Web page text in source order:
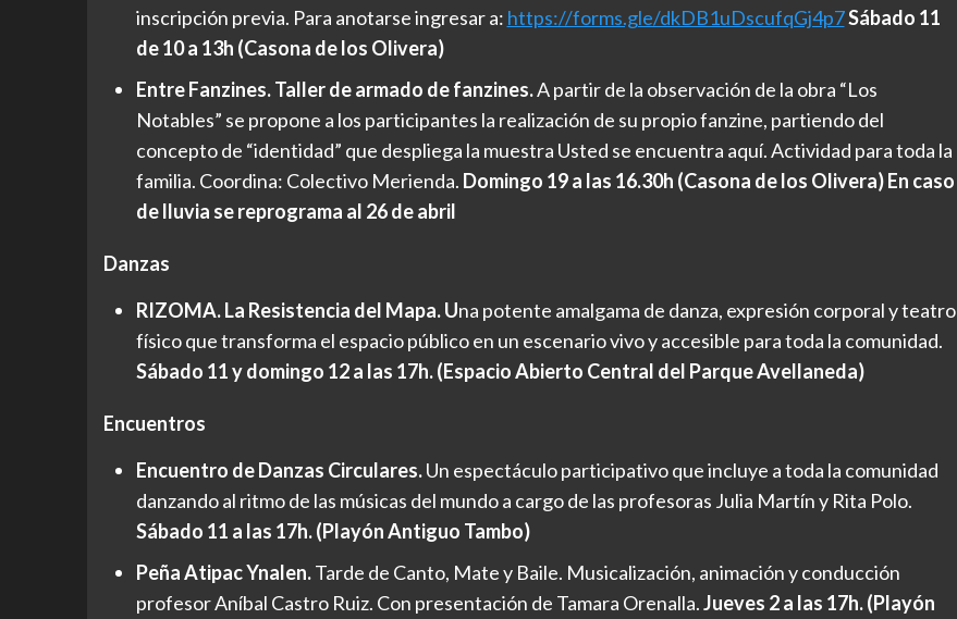
inscripción previa. Para anotarse ingresar a: https://forms.gle/dkDB1uDscufqGj4p7Sábado 11
de 10 a 13h (Casona de los Olivera)
Entre Fanzines. Taller de armado de fanzines.A partir de la observación de la obra “Los
Notables” se propone a los participantes la realización de su propio fanzine, partiendo del
concepto de “identidad” que despliega la muestra Usted se encuentra aquí. Actividad para toda la
familia. Coordina: Colectivo Merienda. Domingo 19 a las 16.30h (Casona de los Olivera) En caso
de lluvia se reprograma al 26 de abril
Danzas
RIZOMA. La Resistencia del Mapa. Una potente amalgama de danza, expresión corporal y teatro
físico que transforma el espacio público en un escenario vivo y accesible para toda la comunidad.
Sábado 11 y domingo 12 a las 17h. (Espacio Abierto Central del Parque Avellaneda)
Encuentros
Encuentro de Danzas Circulares.Un espectáculo participativo que incluye a toda la comunidad
danzando al ritmo de las músicas del mundo a cargo de las profesoras Julia Martín y Rita Polo.
Sábado 11 a las 17h. (Playón Antiguo Tambo)
Peña Atipac Ynalen.Tarde de Canto, Mate y Baile. Musicalización, animación y conducción
profesor Aníbal Castro Ruiz. Con presentación de Tamara Orenalla.Jueves 2 a las 17h. (Playón